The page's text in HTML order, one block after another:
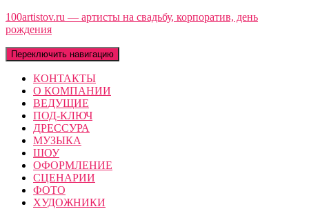
100artistov.ru — артисты на свадьбу, корпоратив, день
рождения
Переключить навигацию
КОНТАКТЫ
О КОМПАНИИ
ВЕДУЩИЕ
ПОД-КЛЮЧ
ДРЕССУРА
МУЗЫКА
ШОУ
ОФОРМЛЕНИЕ
СЦЕНАРИИ
ФОТО
ХУДОЖНИКИ